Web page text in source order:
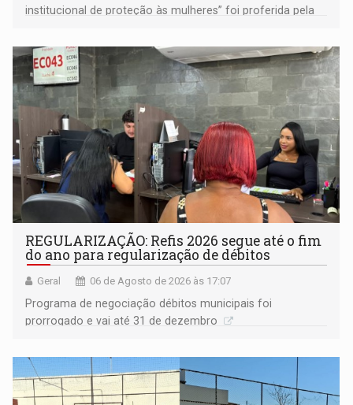
institucional de proteção às mulheres” foi proferida pela
Goiás
REGULARIZAÇÃO: Refis 2026 segue até o fim
do ano para regularização de débitos
Geral 06 de Agosto de 2026 às 17:07
Programa de negociação débitos municipais foi
prorrogado e vai até 31 de dezembro